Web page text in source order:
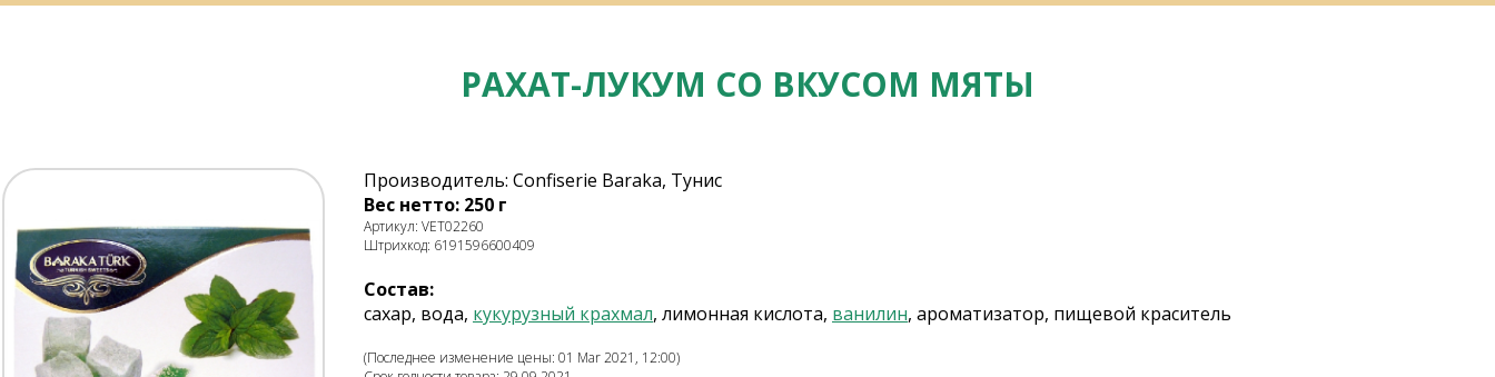
РАХАТ-ЛУКУМ СО ВКУСОМ МЯТЫ
Производитель: Confiserie Baraka, Тунис
Вес нетто: 250 г
Артикул: VET02260
Штрихкод: 6191596600409
Состав:
сахар, вода, кукурузный крахмал, лимонная кислота, ванилин, ароматизатор, пищевой краситель
(Последнее изменение цены: 01 Mar 2021, 12:00)